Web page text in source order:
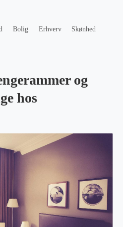
Bolig Erhverv
Skønhed
og
hos